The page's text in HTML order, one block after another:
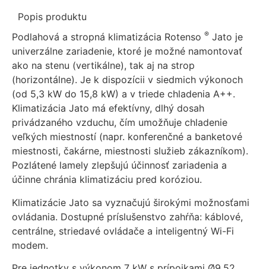
Popis produktu
Podlahová a stropná klimatizácia Rotenso ® Jato je
univerzálne zariadenie, ktoré je možné namontovať
ako na stenu (vertikálne), tak aj na strop
(horizontálne). Je k dispozícii v siedmich výkonoch
(od 5,3 kW do 15,8 kW) a v triede chladenia A++.
Klimatizácia Jato má efektívny, dlhý dosah
privádzaného vzduchu, čím umožňuje chladenie
veľkých miestností (napr. konferenčné a banketové
miestnosti, čakárne, miestnosti služieb zákazníkom).
Pozlátené lamely zlepšujú účinnosť zariadenia a
účinne chránia klimatizáciu pred koróziou.
Klimatizácie Jato sa vyznačujú širokými možnosťami
ovládania. Dostupné príslušenstvo zahŕňa: káblové,
centrálne, striedavé ovládače a inteligentný Wi-Fi
modem.